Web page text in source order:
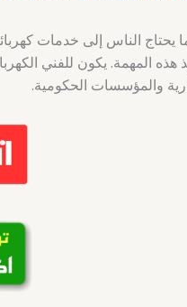
يحتاج الناس إلى خدمات
هذه المهمة. يكون للفني
والمؤسسات الحكومية.